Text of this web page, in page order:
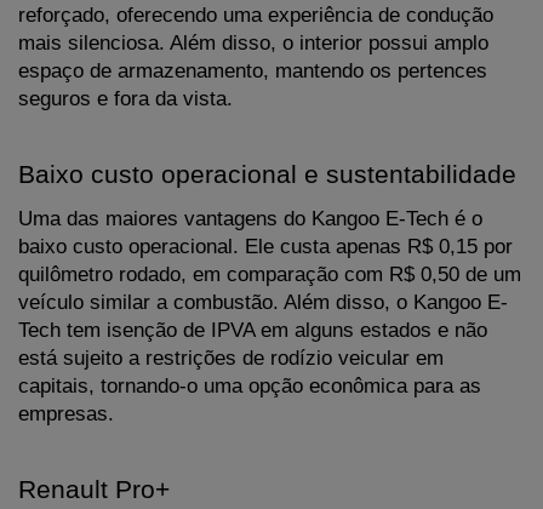
reforçado, oferecendo uma experiência de condução
mais silenciosa. Além disso, o interior possui amplo
espaço de armazenamento, mantendo os pertences
seguros e fora da vista.
Baixo custo operacional e sustentabilidade
Uma das maiores vantagens do Kangoo E-Tech é o
baixo custo operacional. Ele custa apenas R$ 0,15 por
quilômetro rodado, em comparação com R$ 0,50 de um
veículo similar a combustão. Além disso, o Kangoo E-
Tech tem isenção de IPVA em alguns estados e não
está sujeito a restrições de rodízio veicular em
capitais, tornando-o uma opção econômica para as
empresas.
Renault Pro+